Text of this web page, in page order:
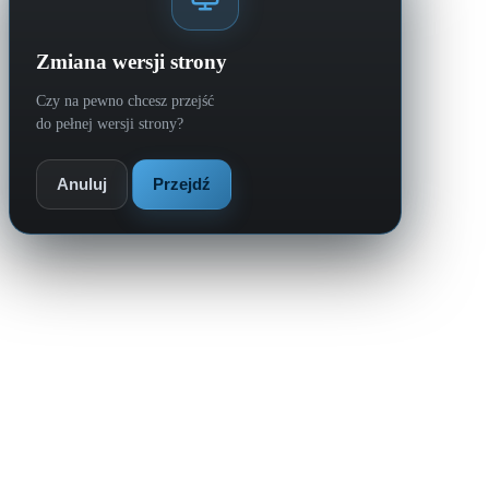
Zmiana wersji strony
Czy na pewno chcesz przejść
do pełnej wersji strony?
Anuluj Przejdź